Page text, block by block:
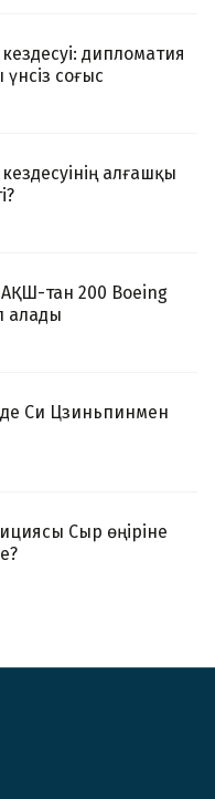
дипломатия
соғыс
алғашқы
тан 200 Boeing
алады
Си Цзиньпинмен
Сыр өңіріне